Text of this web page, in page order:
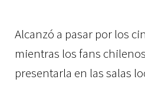
Alcanzó a pasar por los
mientras los fans
presentarla en las salas